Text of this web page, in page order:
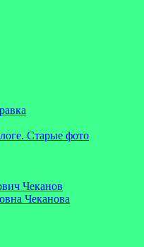
Старые фото
Чеканов
Чеканова